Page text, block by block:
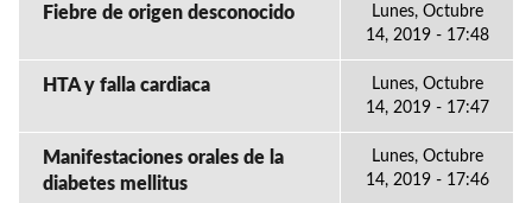
Fiebre de origen desconocido
Lunes, Octubre
14, 2019 - 17:48
HTA y falla cardiaca
Lunes, Octubre
14, 2019 - 17:47
Manifestaciones orales de la
diabetes mellitus
Lunes, Octubre
14, 2019 - 17:46